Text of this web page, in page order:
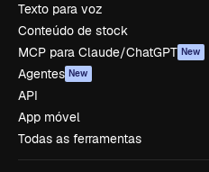
Texto para voz
Conteúdo de stock
MCP para Claude/ChatGPT New
Agentes New
API
App móvel
Todas as ferramentas